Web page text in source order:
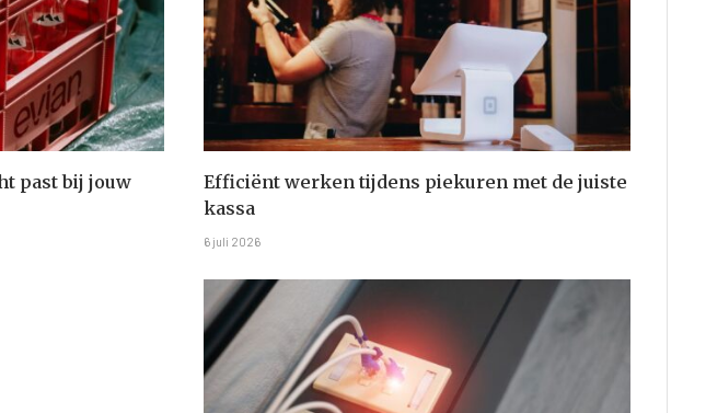
past bij jouw
Efficiënt werken tijdens piekuren met de juiste
kassa
6 juli 2026